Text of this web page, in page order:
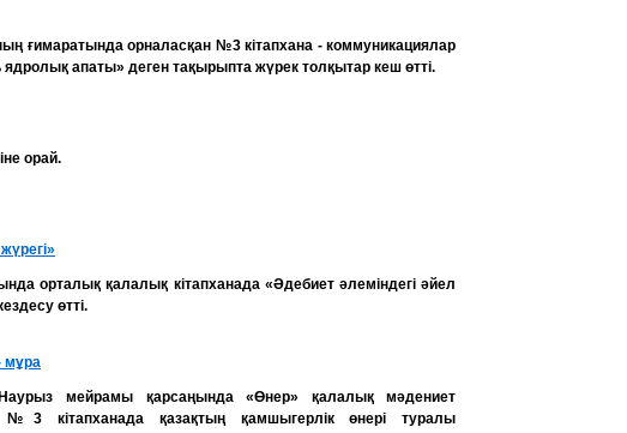
ғимаратында орналасқан №3 кітапхана - коммуникациялар
апаты» деген тақырыпта жүрек толқытар кеш өтті.
орай.
орталық қалалық кітапханада «Әдебиет әлеміндегі әйел
өтті.
мұра
мейрамы қарсаңында «Өнер» қалалық мәдениет
кітапханада қазақтың қамшыгерлік өнері туралы